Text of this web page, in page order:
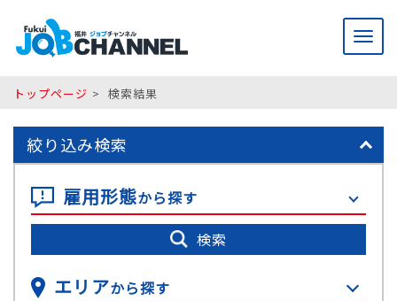
メ
ニ
トップページ 検索結果
絞り込み検索
雇用形態から探す
検索
エリアから探す